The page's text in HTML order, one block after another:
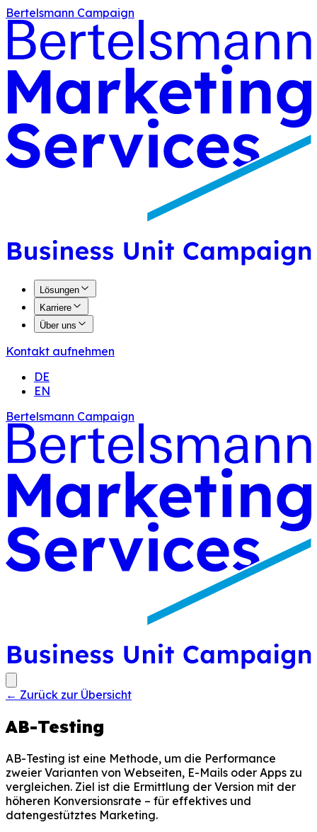
Bertelsmann Campaign
Lösungen
Karriere
Über uns
Kontakt aufnehmen
DE
EN
Bertelsmann Campaign
← Zurück zur Übersicht
AB-Testing
AB-Testing ist eine Methode, um die Performance
zweier Varianten von Webseiten, E-Mails oder Apps zu
vergleichen. Ziel ist die Ermittlung der Version mit der
höheren Konversionsrate – für effektives und
datengestütztes Marketing.